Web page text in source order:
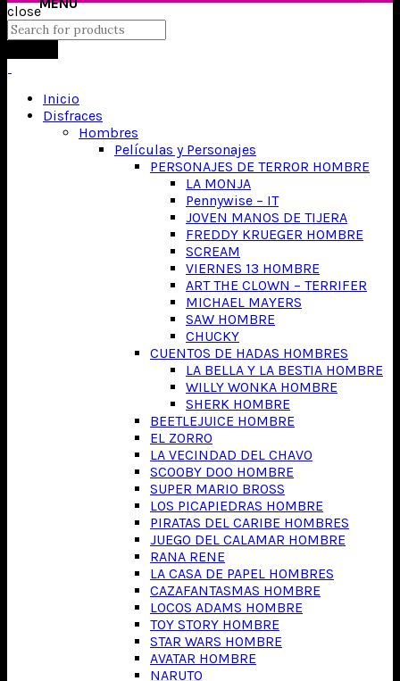
close
Inicio
Disfraces
Hombres
Películas y Personajes
PERSONAJES DE TERROR HOMBRE
LA MONJA
Pennywise – IT
JOVEN MANOS DE TIJERA
FREDDY KRUEGER HOMBRE
SCREAM
VIERNES 13 HOMBRE
ART THE CLOWN – TERRIFER
MICHAEL MAYERS
SAW HOMBRE
CHUCKY
CUENTOS DE HADAS HOMBRES
LA BELLA Y LA BESTIA HOMBRE
WILLY WONKA HOMBRE
SHERK HOMBRE
BEETLEJUICE HOMBRE
EL ZORRO
LA VECINDAD DEL CHAVO
SCOOBY DOO HOMBRE
SUPER MARIO BROSS
LOS PICAPIEDRAS HOMBRE
PIRATAS DEL CARIBE HOMBRES
JUEGO DEL CALAMAR HOMBRE
RANA RENE
LA CASA DE PAPEL HOMBRES
CAZAFANTASMAS HOMBRE
LOCOS ADAMS HOMBRE
TOY STORY HOMBRE
STAR WARS HOMBRE
AVATAR HOMBRE
NARUTO